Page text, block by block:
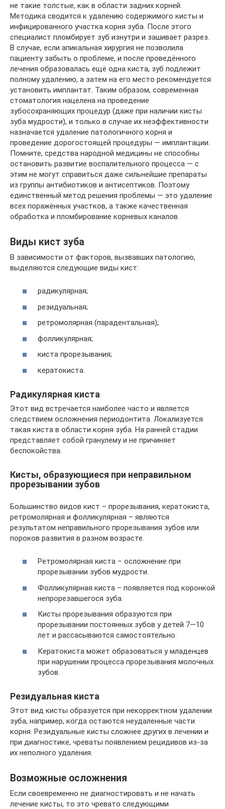
не такие толстые, как в области задних корней.
Методика сводится к удалению содержимого кисты и
инфицированного участка корня зуба. После этого
специалист пломбирует зуб изнутри и зашивает разрез.
В случае, если апикальная хирургия не позволила
пациенту забыть о проблеме, и после проведённого
лечения образовалась ещё одна киста, зуб подлежит
полному удалению, а затем на его место рекомендуется
установить имплантат. Таким образом, современная
стоматология нацелена на проведение
зубосохраняющих процедур (даже при наличии кисты
зуба мудрости), и только в случае их неэффективности
назначается удаление патологичного корня и
проведение дорогостоящей процедуры — имплантации.
Помните, средства народной медицины не способны
остановить развитие воспалительного процесса — с
этим не могут справиться даже сильнейшие препараты
из группы антибиотиков и антисептиков. Поэтому
единственный метод решения проблемы — это удаление
всех поражённых участков, а также качественная
обработка и пломбирование корневых каналов.
Виды кист зуба
В зависимости от факторов, вызвавших патологию,
выделяются следующие виды кист:
радикулярная;
резидуальная;
ретромолярная (парадентальная);
фолликулярная;
киста прорезывания;
кератокиста.
Радикулярная киста
Этот вид встречается наиболее часто и является
следствием осложнения периодонтита. Локализуется
такая киста в области корня зуба. На ранней стадии
представляет собой гранулему и не причиняет
беспокойства.
Кисты, образующиеся при неправильном
прорезывании зубов
Большинство видов кист – прорезывания, кератокиста,
ретромолярная и фолликулярная – являются
результатом неправильного прорезывания зубов или
пороков развития в разном возрасте.
Ретромолярная киста – осложнение при
прорезывании зубов мудрости.
Фолликулярная киста – появляется под коронкой
непрорезавшегося зуба.
Кисты прорезывания образуются при
прорезывании постоянных зубов у детей 7—10
лет и рассасываются самостоятельно.
Кератокиста может образоваться у младенцев
при нарушении процесса прорезывания молочных
зубов.
Резидуальная киста
Этот вид кисты образуется при некорректном удалении
зуба, например, когда остаются неудаленные части
корня. Резидуальные кисты сложнее других в лечении и
при диагностике, чреваты появлением рецидивов из-за
их неполного удаления.
Возможные осложнения
Если своевременно не диагностировать и не начать
лечение кисты, то это чревато следующими